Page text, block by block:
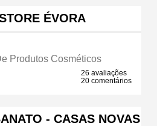
ÉVORA
Produtos Cosméticos
26 avaliações
20 comentários
- CASAS NOVAS